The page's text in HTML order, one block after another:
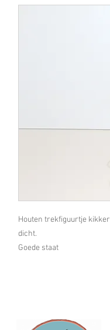
Houten trekfiguurtje
dicht.
Goede staat